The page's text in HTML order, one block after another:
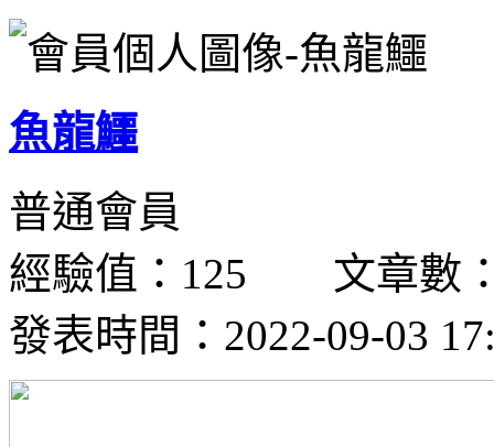
魚龍鱷
普通會員
經驗值：125 文章數
發表時間：2022-09-03